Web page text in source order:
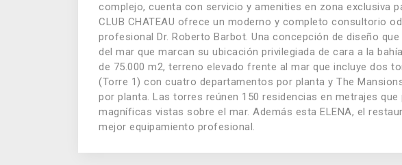
complejo, cuenta con servicio y amenities en zona exclusiva
CLUB CHATEAU ofrece un moderno y completo consultorio
profesional Dr. Roberto Barbot. Una concepción de diseño
del mar que marcan su ubicación privilegiada de cara a la
de 75.000 m2, terreno elevado frente al mar que incluye dos
(Torre 1) con cuatro departamentos por planta y The
por planta. Las torres reúnen 150 residencias en metrajes
magníficas vistas sobre el mar. Además esta ELENA, el
mejor equipamiento profesional.